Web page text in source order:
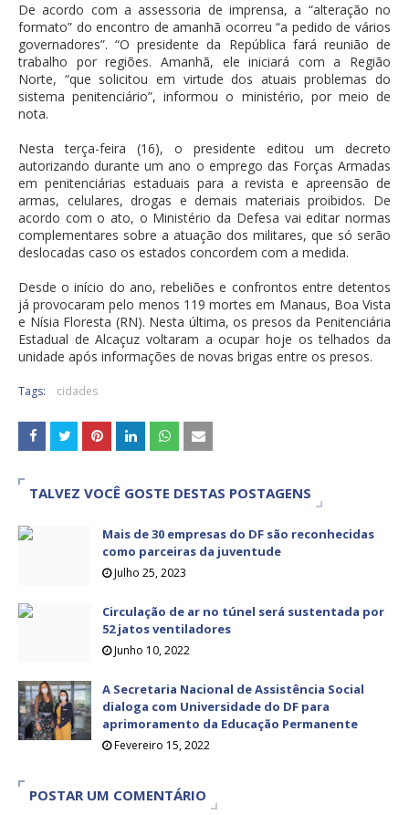
De acordo com a assessoria de imprensa, a “alteração no
formato” do encontro de amanhã ocorreu “a pedido de vários
governadores”. “O presidente da República fará reunião de
trabalho por regiões. Amanhã, ele iniciará com a Região
Norte, “que solicitou em virtude dos atuais problemas do
sistema penitenciário”, informou o ministério, por meio de
nota.
Nesta terça-feira (16), o presidente editou um decreto
autorizando durante um ano o emprego das Forças Armadas
em penitenciárias estaduais para a revista e apreensão de
armas, celulares, drogas e demais materiais proibidos. De
acordo com o ato, o Ministério da Defesa vai editar normas
complementares sobre a atuação dos militares, que só serão
deslocadas caso os estados concordem com a medida.
Desde o início do ano, rebeliões e confrontos entre detentos
já provocaram pelo menos 119 mortes em Manaus, Boa Vista
e Nísia Floresta (RN). Nesta última, os presos da Penitenciária
Estadual de Alcaçuz voltaram a ocupar hoje os telhados da
unidade após informações de novas brigas entre os presos.
Tags: cidades
TALVEZ VOCÊ GOSTE DESTAS POSTAGENS
Mais de 30 empresas do DF são reconhecidas
como parceiras da juventude
Julho 25, 2023
Circulação de ar no túnel será sustentada por
52 jatos ventiladores
Junho 10, 2022
A Secretaria Nacional de Assistência Social
dialoga com Universidade do DF para
aprimoramento da Educação Permanente
Fevereiro 15, 2022
POSTAR UM COMENTÁRIO